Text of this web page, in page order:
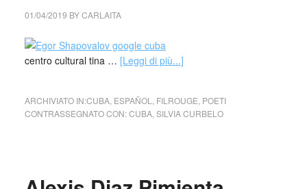
01/04/2019 BYCARLAITA
centro cultural tina … [Leggi di più...]
ARCHIVIATO IN:CUBA, ESPAÑOL FILROUGE POETI
CONTRASSEGNATO CON:CUBA, SILVIA CURBELO